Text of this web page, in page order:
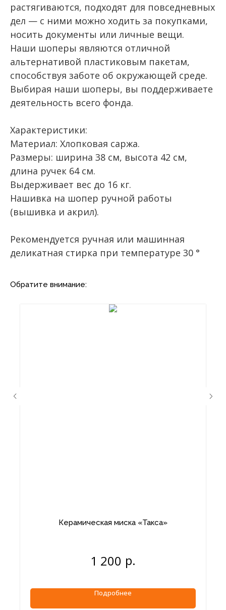
растягиваются, подходят для повседневных
дел — с ними можно ходить за покупками,
носить документы или личные вещи.
Наши шоперы являются отличной
альтернативой пластиковым пакетам,
способствуя заботе об окружающей среде.
Выбирая наши шоперы, вы поддерживаете
деятельность всего фонда.
Характеристики:
Материал: Хлопковая саржа.
Размеры: ширина 38 см, высота 42 см,
длина ручек 64 см.
Выдерживает вес до 16 кг.
Нашивка на шопер ручной работы
(вышивка и акрил).
Рекомендуется ручная или машинная
деликатная стирка при температуре 30 °
Обратите внимание:
Керамическая миска «Такса»
1 200 р.
Подробнее